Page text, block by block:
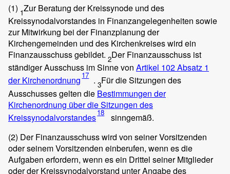
(1) 1Zur Beratung der Kreissynode und des
Kreissynodalvorstandes in Finanzangelegenheiten sowie
zur Mitwirkung bei der Finanzplanung der
Kirchengemeinden und des Kirchenkreises wird ein
Finanzausschuss gebildet. 2Der Finanzausschuss ist
ständiger Ausschuss im Sinne von Artikel 102 Absatz 1
der Kirchenordnung 17 .3Für die Sitzungen des
Ausschusses gelten die Bestimmungen der
Kirchenordnung über die Sitzungen des
Kreissynodalvorstandes18
sinngemäß.
(2) Der Finanzausschuss wird von seiner Vorsitzenden
oder seinem Vorsitzenden einberufen, wenn es die
Aufgaben erfordern, wenn es ein Drittel seiner Mitglieder
oder der Kreissynodalvorstand unter Angabe des